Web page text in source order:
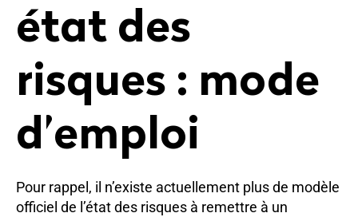
état des
risques : mode
d’emploi
Pour rappel, il n’existe actuellement plus de modèle
officiel de l’état des risques à remettre à un